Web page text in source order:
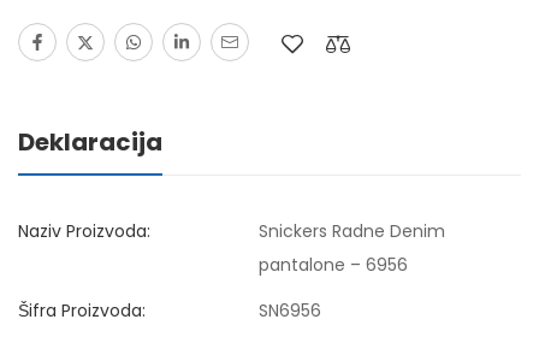
Deklaracija
Naziv Proizvoda:
Snickers Radne Denim
pantalone – 6956
Šifra Proizvoda:
SN6956